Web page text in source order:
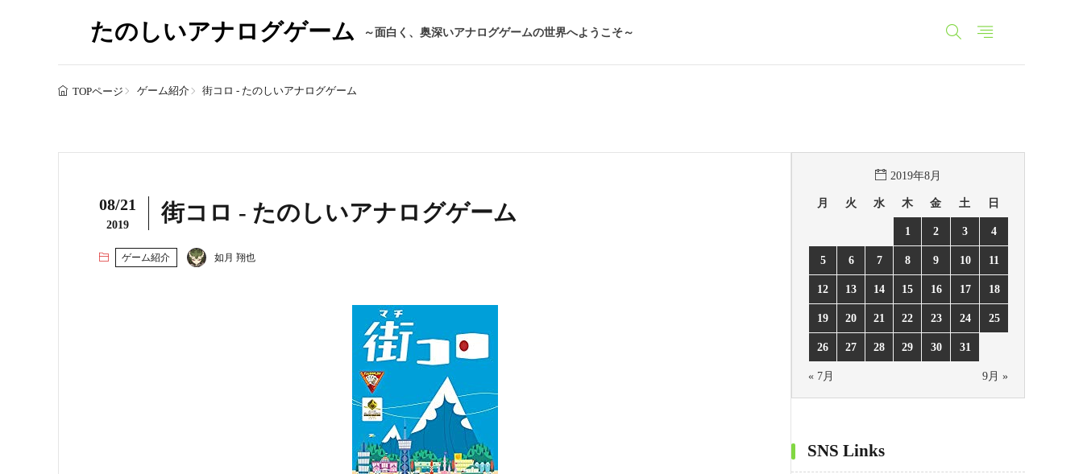
たのしいアナログゲーム ～面白く、奥深いアナログゲームの世界へようこそ～
TOPページ ゲーム紹介 街コロ - たのしいアナログゲーム
08/21
2019 街コロ - たのしいアナログゲーム
ゲーム紹介 如月 翔也
2019年8月
月 火 水 木 金 土 日
1 2 3 4
5 6 7 8 9 10 11
12 13 14 15 16 17 18
19 20 21 22 23 24 25
26 27 28 29 30 31
« 7月 9月 »
SNS Links